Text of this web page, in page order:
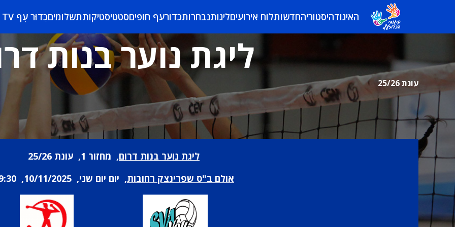
האיגודהיסטוריהחדשותלוח אירועיםליגותנבחרותכדורעף חופיםסטטיסטיקותתשלומיםכַּדוּר עָף TV
ליגת נוער בנות
עונת 25/26
ליגת נוער בנות דרום, מחזור 1, עונת 25/26
אולם ב"ס שפרינצק רחובות, יום יום שני, 10/11/2025, 19:30